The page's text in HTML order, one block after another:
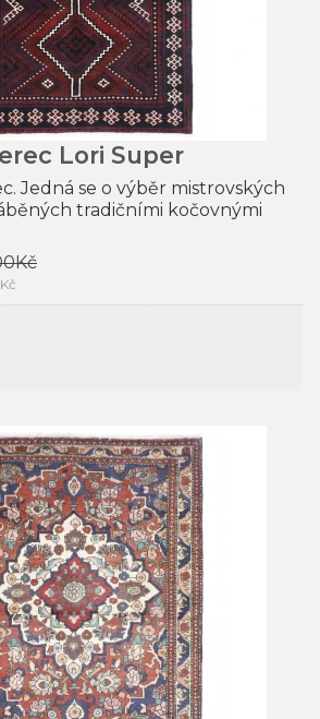
Lori Super
Jedná se o výběr mistrovských
tradičními kočovnými